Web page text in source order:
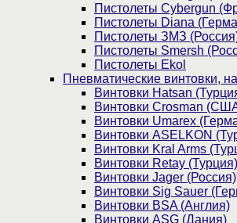
Пистолеты Cybergun
Пистолеты Diana
Пистолеты ЗМЗ
Пистолеты Smersh
Пистолеты Ekol
Пневматические винтовки,
Винтовки Hatsan
Винтовки Crosman
Винтовки Umarex
Винтовки ASELKON
Винтовки Kral Arms
Винтовки Retay (Турция)
Винтовки Jager (Россия)
Винтовки Sig Sauer
Винтовки BSA (Англия)
Винтовки ASG (Дания)